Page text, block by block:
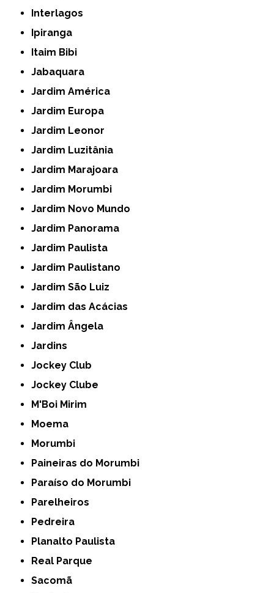
Interlagos
Ipiranga
Itaim Bibi
Jabaquara
Jardim América
Jardim Europa
Jardim Leonor
Jardim Luzitânia
Jardim Marajoara
Jardim Morumbi
Jardim Novo Mundo
Jardim Panorama
Jardim Paulista
Jardim Paulistano
Jardim São Luiz
Jardim das Acácias
Jardim Ângela
Jardins
Jockey Club
Jockey Clube
M'Boi Mirim
Moema
Morumbi
Paineiras do Morumbi
Paraíso do Morumbi
Parelheiros
Pedreira
Planalto Paulista
Real Parque
Sacomã